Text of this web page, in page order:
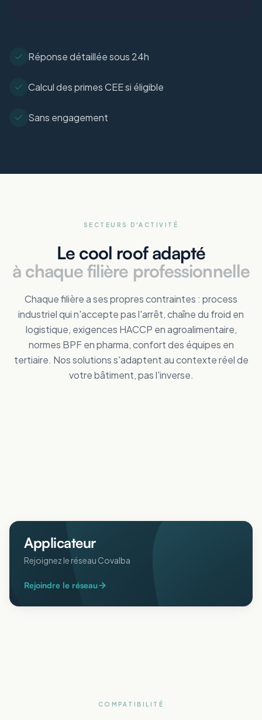
Réponse détaillée sous 24h
Calcul des primes CEE si éligible
Sans engagement
SECTEURS D'ACTIVITÉ
Le cool roof adapté
à chaque filière professionnelle
Chaque filière a ses propres contraintes : process
industriel qui n'accepte pas l'arrêt, chaîne du froid en
logistique, exigences HACCP en agroalimentaire,
normes BPF en pharma, confort des équipes en
tertiaire. Nos solutions s'adaptent au contexte réel de
votre bâtiment, pas l'inverse.
Tertiaire
Applicateur
Rejoignez le réseau Covalba
Rejoindre le réseau
COMPATIBILITÉ